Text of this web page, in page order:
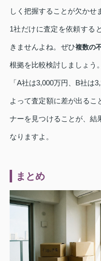
しく把握することが欠かせ
1社だけに査定を依頼する
きませんよね。ぜひ複数の
根拠を比較検討しましょう。
「A社は3,000万円、B社は
よって査定額に差が出るこ
ナーを見つけることが、結
なりますよ。
まとめ